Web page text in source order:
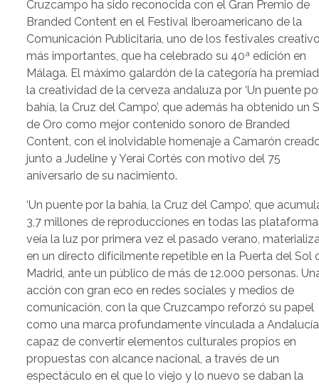
Cruzcampo ha sido reconocida con el Gran Premio de
Branded Content en el Festival Iberoamericano de la
Comunicación Publicitaria, uno de los festivales
más importantes, que ha celebrado su 40ª edición en
Málaga. El máximo galardón de la categoría ha
la creatividad de la cerveza andaluza por ‘Un puente
bahía, la Cruz del Campo’, que además ha obtenido un
de Oro como mejor contenido sonoro de Branded
Content, con el inolvidable homenaje a Camarón
junto a Judeline y Yerai Cortés con motivo del 75
aniversario de su nacimiento.
‘Un puente por la bahía, la Cruz del Campo’, que
3,7 millones de reproducciones en todas las
veía la luz por primera vez el pasado verano,
en un directo difícilmente repetible en la Puerta del Sol
Madrid, ante un público de más de 12.000 personas.
acción con gran eco en redes sociales y medios de
comunicación, con la que Cruzcampo reforzó su papel
como una marca profundamente vinculada a
capaz de convertir elementos culturales propios en
propuestas con alcance nacional, a través de un
espectáculo en el que lo viejo y lo nuevo se daban la